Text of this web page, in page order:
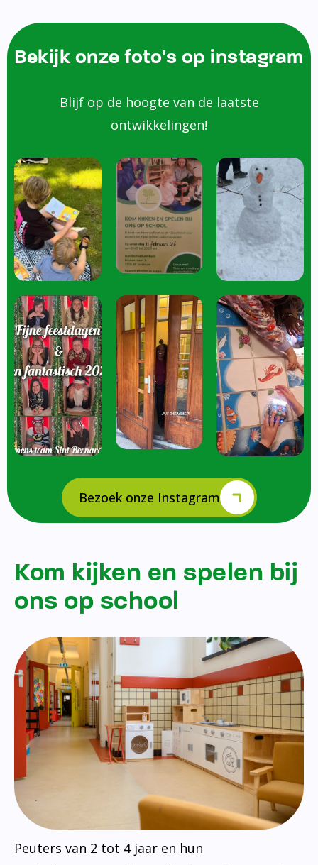
Bekijk onze foto's op instagram
Blijf op de hoogte van de laatste
ontwikkelingen!
Bezoek onze Instagram
Kom kijken en spelen bij
ons op school
Peuters van 2 tot 4 jaar en hun